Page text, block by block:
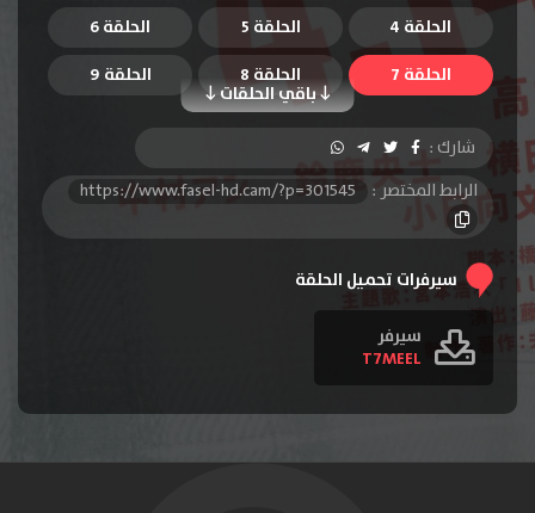
الحلقة 4
الحلقة 5 الحلقة 6
باقي الحلقات
الحلقة 7 الحلقة 8 الحلقة 9
شارك :
الرابط المختصر :
https://www.fasel-hd.cam/?p=301545
سيرفرات تحميل الحلقة
سيرفر
T7MEEL